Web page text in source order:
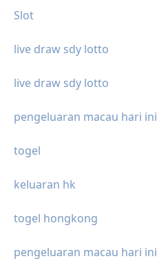
Slot
live draw sdy lotto
live draw sdy lotto
pengeluaran macau hari ini
togel
keluaran hk
togel hongkong
pengeluaran macau hari ini